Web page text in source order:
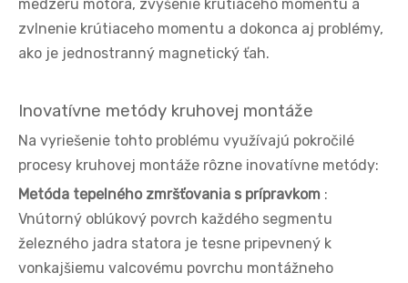
medzeru motora, zvýšenie krútiaceho momentu a
zvlnenie krútiaceho momentu a dokonca aj problémy,
ako je jednostranný magnetický ťah.
Inovatívne metódy kruhovej montáže
Na vyriešenie tohto problému využívajú pokročilé
procesy kruhovej montáže rôzne inovatívne metódy:
Metóda tepelného zmršťovania s prípravkom :
Vnútorný oblúkový povrch každého segmentu
železného jadra statora je tesne pripevnený k
vonkajšiemu valcovému povrchu montážneho